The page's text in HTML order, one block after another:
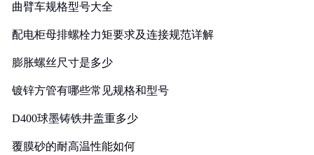
曲臂车规格型号大全
配电柜母排螺栓力矩要求及连接规范详解
膨胀螺丝尺寸是多少
镀锌方管有哪些常见规格和型号
D400球墨铸铁井盖重多少
覆膜砂的耐高温性能如何